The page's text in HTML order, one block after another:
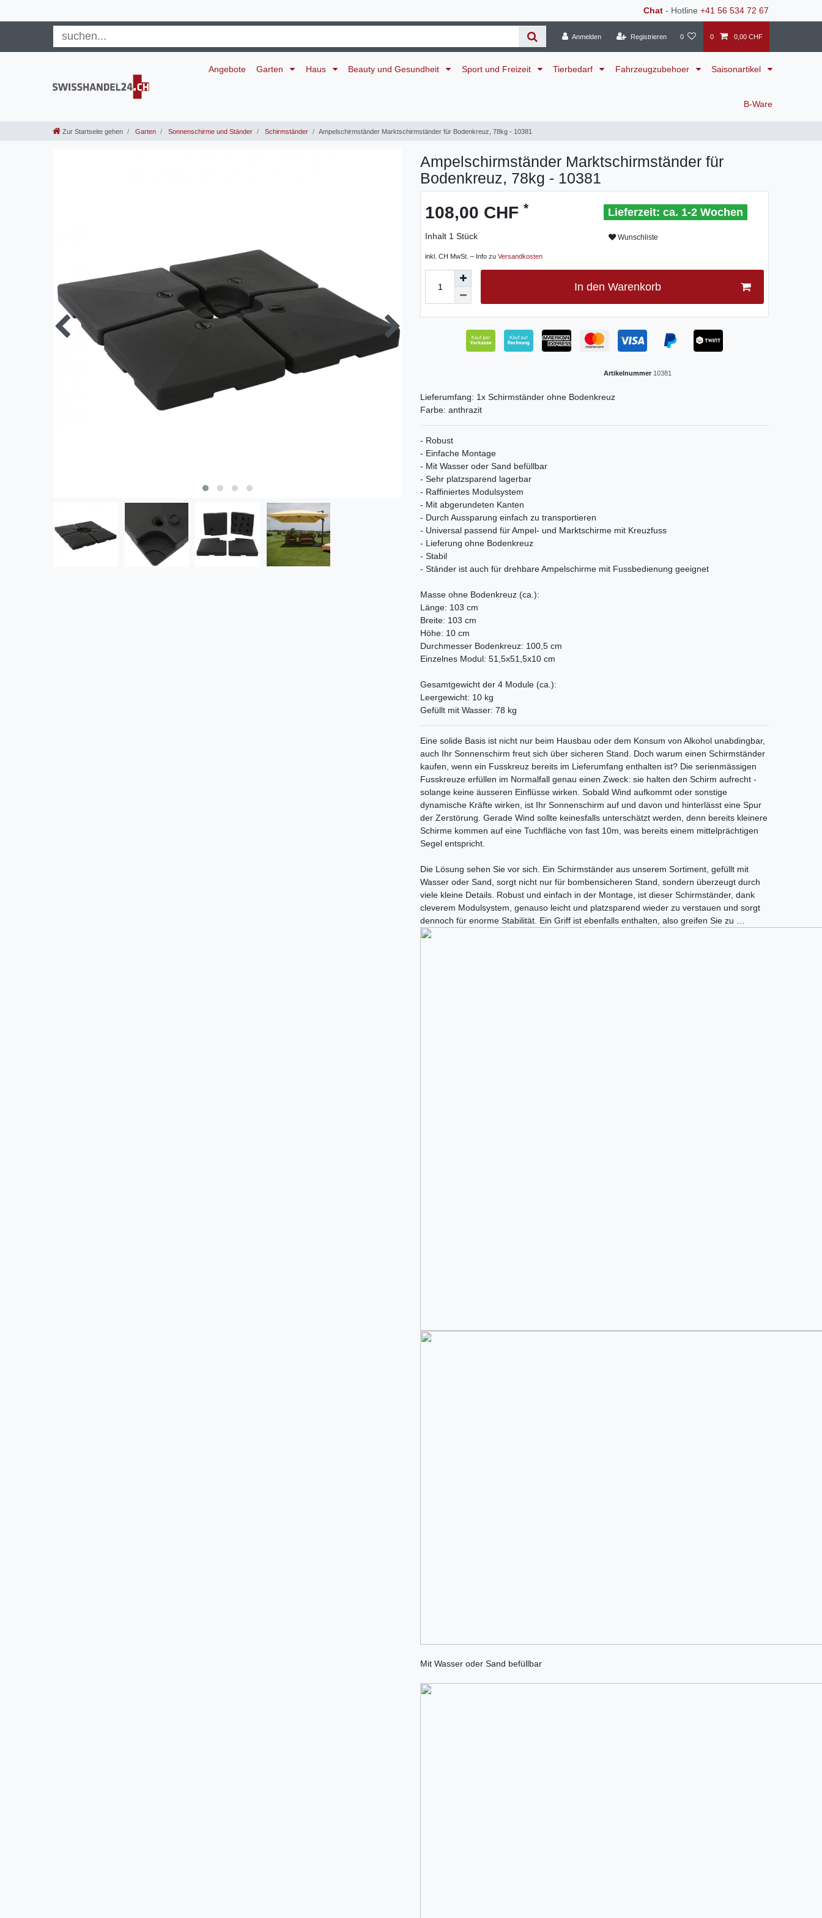
Chat - Hotline +41 56 534 72 67
Anmelden Registrieren 0 0 0,00 CHF
Angebote Garten Haus Beauty und Gesundheit Sport und Freizeit Tierbedarf Fahrzeugzubehoer Saisonartikel
B-Ware
Zur Startseite gehen Garten Sonnenschirme und Ständer Schirmständer Ampelschirmständer Marktschirmständer für Bodenkreuz, 78kg - 10381
Ampelschirmständer Marktschirmständer für
Bodenkreuz, 78kg - 10381
108,00 CHF *
Inhalt 1 Stück
inkl. CH MwSt. – Info zu Versandkosten
ca. 1-2 Wochen
Wunschliste
In den Warenkorb
Artikelnummer 10381
Lieferumfang: 1x Schirmständer ohne Bodenkreuz
Farbe: anthrazit
- Robust
- Einfache Montage
- Mit Wasser oder Sand befüllbar
- Sehr platzsparend lagerbar
- Raffiniertes Modulsystem
- Mit abgerundeten Kanten
- Durch Aussparung einfach zu transportieren
- Universal passend für Ampel- und Marktschirme mit Kreuzfuss
- Lieferung ohne Bodenkreuz
- Stabil
- Ständer ist auch für drehbare Ampelschirme mit Fussbedienung geeignet
Masse ohne Bodenkreuz (ca.):
Länge: 103 cm
Breite: 103 cm
Höhe: 10 cm
Durchmesser Bodenkreuz: 100,5 cm
Einzelnes Modul: 51,5x51,5x10 cm
Gesamtgewicht der 4 Module (ca.):
Leergewicht: 10 kg
Gefüllt mit Wasser: 78 kg
Eine solide Basis ist nicht nur beim Hausbau oder dem Konsum von Alkohol unabdingbar,
auch Ihr Sonnenschirm freut sich über sicheren Stand. Doch warum einen Schirmständer
kaufen, wenn ein Fusskreuz bereits im Lieferumfang enthalten ist? Die serienmässigen
Fusskreuze erfüllen im Normalfall genau einen Zweck: sie halten den Schirm aufrecht -
solange keine äusseren Einflüsse wirken. Sobald Wind aufkommt oder sonstige
dynamische Kräfte wirken, ist Ihr Sonnenschirm auf und davon und hinterlässt eine Spur
der Zerstörung. Gerade Wind sollte keinesfalls unterschätzt werden, denn bereits kleinere
Schirme kommen auf eine Tuchfläche von fast 10m, was bereits einem mittelprächtigen
Segel entspricht.
Die Lösung sehen Sie vor sich. Ein Schirmständer aus unserem Sortiment, gefüllt mit
Wasser oder Sand, sorgt nicht nur für bombensicheren Stand, sondern überzeugt durch
viele kleine Details. Robust und einfach in der Montage, ist dieser Schirmständer, dank
cleverem Modulsystem, genauso leicht und platzsparend wieder zu verstauen und sorgt
dennoch für enorme Stabilität. Ein Griff ist ebenfalls enthalten, also greifen Sie zu …
Mit Wasser oder Sand befüllbar